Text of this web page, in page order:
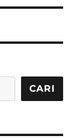
CARI